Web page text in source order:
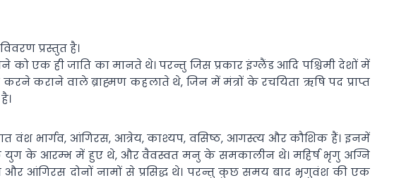
प्रस्तुत है।
को एक ही जाति का मानते थे। परन्तु जिस प्रकार इंग्लैंड आदि पश्चिमी देशों में
कराने वाले ब्राह्मण कहलाते थे, जिन में मंत्रों के रचयिता ऋषि पद प्राप्त
वंश भार्गव, आंगिरस, आत्रेय, काश्यप, वसिष्ठ, आगस्त्य और कौशिक हैं। इनमें
युग के आरम्भ में हुए थे, और वैवस्वत मनु के समकालीन थे। महिर्ष भृगु अग्नि
और आंगिरस दोनों नामों से प्रसिद्ध थे। परन्तु कुछ समय बाद भृगुवंश की एक